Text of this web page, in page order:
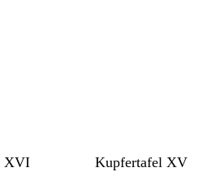
XVI Kupfertafel XV